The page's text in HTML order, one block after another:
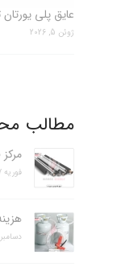
عایق پلی یورتان
ژوئن 5, 2026
مطالب
فوریه 17, 2026
دسامبر 7, 2025